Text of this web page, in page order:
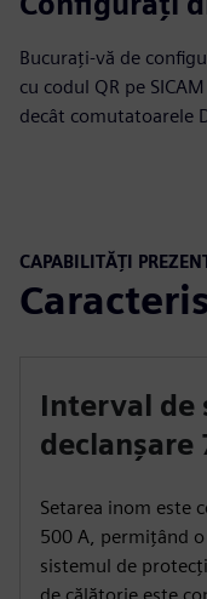
Bucurați-vă de
cu codul QR pe
decât comutatoarele
CAPABILITĂȚI
Interval de
declanșare
Setarea inom este
500 A, permițând
sistemul de
de călătorie este